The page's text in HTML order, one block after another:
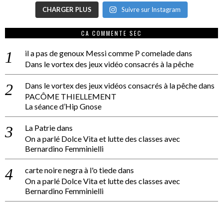
CHARGER PLUS Suivre sur Instagram
CA COMMENTE SEC
il a pas de genoux Messi comme P comeladedans
Dans le vortex des jeux vidéo consacrés à la pêche
Dans le vortex des jeux vidéos consacrés à la pêchedans
PACÔME THIELLEMENT
La séance d’Hip Gnose
La Patriedans
On a parlé Dolce Vita et lutte des classes avec
Bernardino Femminielli
carte noire negra à l'o tiededans
On a parlé Dolce Vita et lutte des classes avec
Bernardino Femminielli